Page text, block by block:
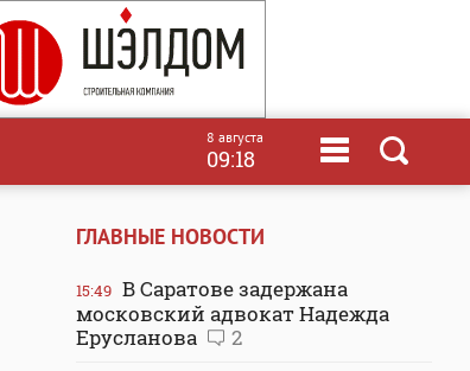
8 августа
09:18
ГЛАВНЫЕ НОВОСТИ
15:49 В Саратове задержана
московский адвокат Надежда
Ерусланова
2